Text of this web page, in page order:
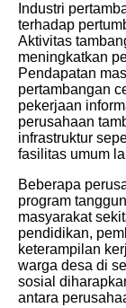
Industri
terhadap
Aktivitas
meningkatkan
Pendapatan
pertambangan
pekerjaan
perusahaan
infrastruktur
fasilitas umum
Beberapa
program
masyarakat
pendidikan,
keterampilan
warga desa di
sosial
antara